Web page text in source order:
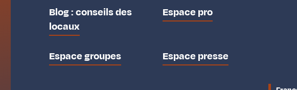
Blog : conseils des
locaux
Espace pro
Espace groupes Espace presse